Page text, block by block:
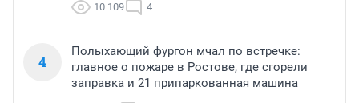
10 109 4
4
Полыхающий фургон мчал по встречке:
главное о пожаре в Ростове, где сгорели
заправка и 21 припаркованная машина